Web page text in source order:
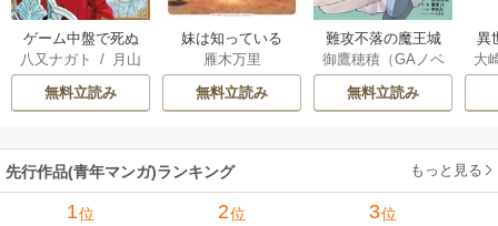
ゲーム中盤で死ぬ
悪役貴族に転生し
たので、外れスキ
ル【テイム】を駆
してみた
八又ナガト / 月山
可也
無料立読み
妹は知っている
雁木万里
無料立読み
難攻不落の魔王城
へようこそ～デバ
フは不要と勇者パ
ーティーを追い出
魔王軍の最高幹部
に迎えられる～
御鷹穂積（GAノベ
ル／SBクリエイテ
ィブ刊）/蚕堂j1
六/ユウヒ
無料立読み
異
は
大
先行作品(青年マンガ)ランキング もっと見る
1位 2位 3位